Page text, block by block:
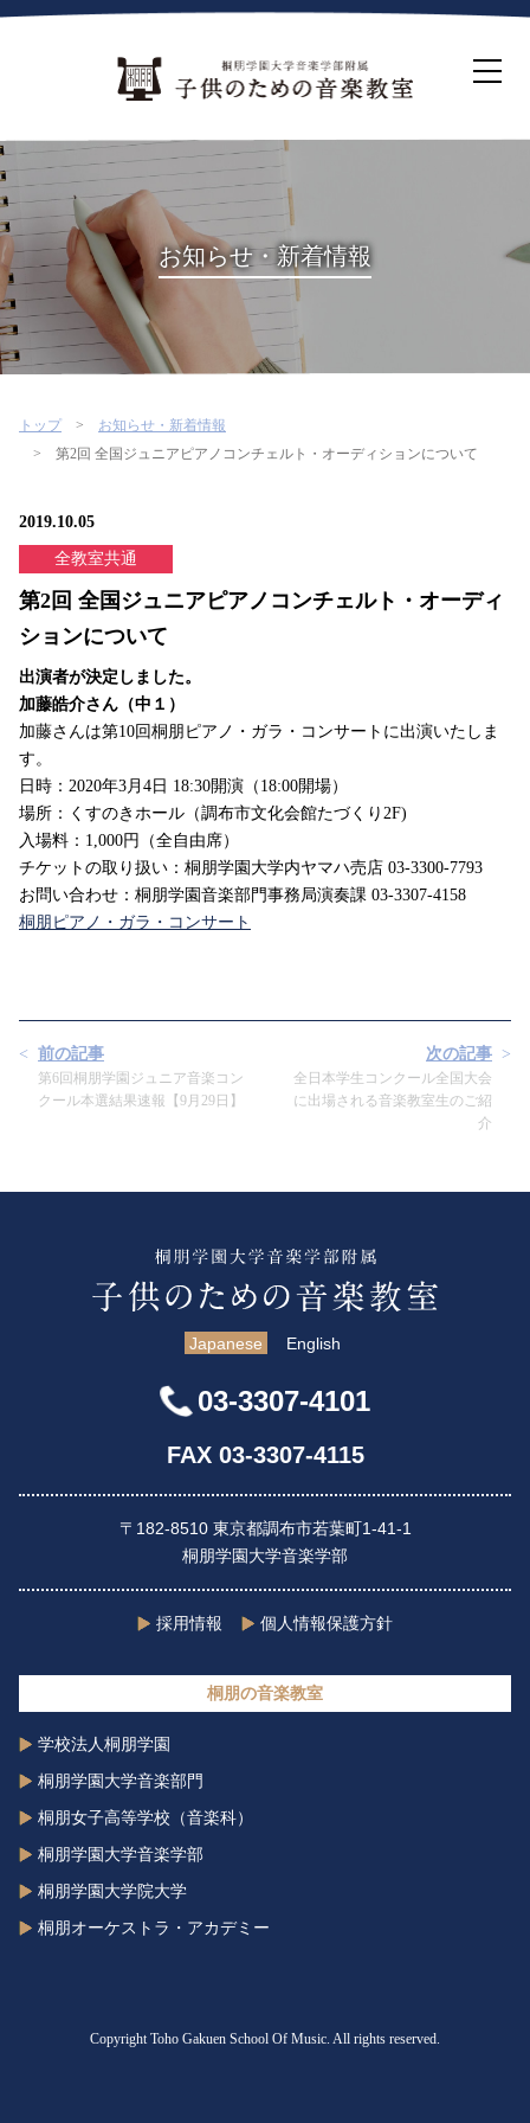
ホーム
生徒募集について
教室案内
コース紹介
概要・沿革
桐朋を選ぶ理由
インタビュー・コラム
イベント
よくある質問
お知らせ・新着情報
トップ
お知らせ・新着情報
第2回 全国ジュニアピアノコンチェルト・オーディションについて
2019.10.05
全教室共通
第2回 全国ジュニアピアノコンチェルト・オーディ
ションについて
出演者が決定しました。
加藤皓介さん（中１）
加藤さんは第10回桐朋ピアノ・ガラ・コンサートに出演いたしま
す。
日時：2020年3月4日 18:30開演（18:00開場）
場所：くすのきホール（調布市文化会館たづくり2F)
入場料：1,000円（全自由席）
チケットの取り扱い：桐朋学園大学内ヤマハ売店 03-3300-7793
お問い合わせ：桐朋学園音楽部門事務局演奏課 03-3307-4158
桐朋ピアノ・ガラ・コンサート
前の記事
第6回桐朋学園ジュニア音楽コン
クール本選結果速報【9月29日】
次の記事
全日本学生コンクール全国大会
に出場される音楽教室生のご紹
介
Japanese English
03-3307-4101
FAX 03-3307-4115
〒182-8510 東京都調布市若葉町1-41-1
桐朋学園大学音楽学部
採用情報 個人情報保護方針
桐朋の音楽教室
学校法人桐朋学園
桐朋学園大学音楽部門
桐朋女子高等学校（音楽科）
桐朋学園大学音楽学部
桐朋学園大学院大学
桐朋オーケストラ・アカデミー
Copyright Toho Gakuen School Of Music. All rights reserved.